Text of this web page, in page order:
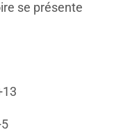
se présente